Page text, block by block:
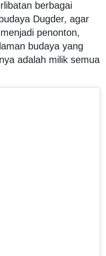
berbagai
Dugder, agar
penonton,
budaya yang
adalah milik semua